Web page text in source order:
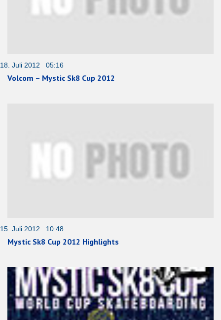
18. Juli 2012 05:16
Volcom – Mystic Sk8 Cup 2012
15. Juli 2012 10:48
Mystic Sk8 Cup 2012 Highlights